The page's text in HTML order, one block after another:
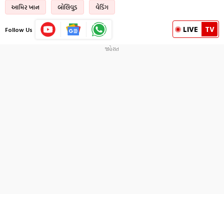
આમિર ખાન બોલિવુડ વેડિંગ
Follow Us LIVE TV